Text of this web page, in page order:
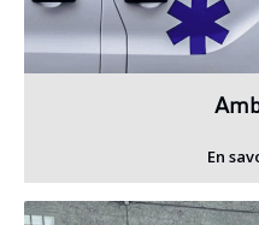
En